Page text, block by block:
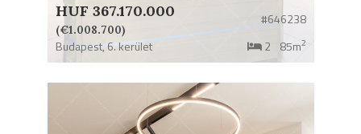
HUF 367.170.000
(€1.008.700)
#646238
Budapest,6. kerület 2 85m2